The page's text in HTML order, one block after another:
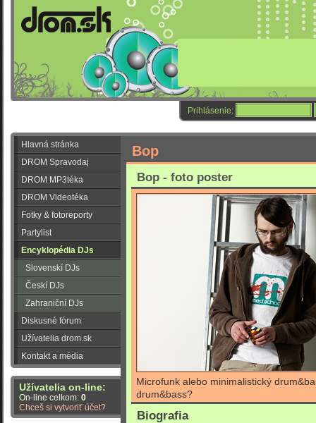
Prihlásenie:
Hlavná stránka
DROM Spravodaj
DROM MP3téka
DROM Videotéka
Fotky & fotoreporty
Partylist
Encyklopédia DJs
Slovenskí DJs
Českí DJs
Zahraniční DJs
Diskusné fórum
Užívatelia drom.sk
Kontakt a média
Užívatelia on-line:
On-line celkom: 0
Chceš si vytvoriť účet?
Bop
Bop - foto poster
Microfunk alebo minimalistický
drum&bass?
Biografia